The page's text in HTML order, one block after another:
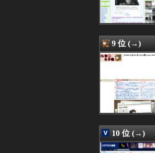
08/07 12:52
08/07 12:52
08/07 12:52
08/07 12:50
08/07 12:50
08/07 12:49
08/07 12:47
08/07 12:47
08/07 12:46
08/07 12:46
08/07 12:45
08/07 12:45
08/07 12:45
9 位 (→)
10 位 (→)